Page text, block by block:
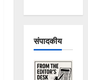
संपादकीय